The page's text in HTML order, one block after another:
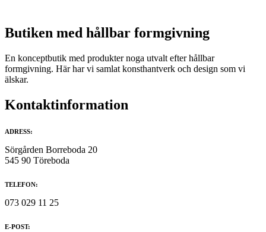
produktsidan
Butiken med hållbar formgivning
En konceptbutik med produkter noga utvalt efter hållbar
formgivning. Här har vi samlat konsthantverk och design som vi
älskar.
Kontaktinformation
ADRESS:
Sörgården Borreboda 20
545 90 Töreboda
TELEFON:
073 029 11 25
E-POST: